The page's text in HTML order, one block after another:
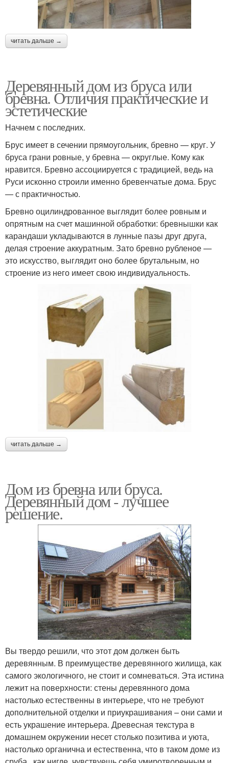
читать дальше →
Деревянный дом из бруса или
бревна. Отличия практические и
эстетические
Начнем с последних.
Брус имеет в сечении прямоугольник, бревно — круг. У
бруса грани ровные, у бревна — округлые. Кому как
нравится. Бревно ассоциируется с традицией, ведь на
Руси исконно строили именно бревенчатые дома. Брус
— с практичностью.
Бревно оцилиндрованное выглядит более ровным и
опрятным на счет машинной обработки: бревнышки как
карандаши укладываются в лунные пазы друг друга,
делая строение аккуратным. Зато бревно рубленое —
это искусство, выглядит оно более брутальным, но
строение из него имеет свою индивидуальность.
читать дальше →
Дoм из бревна или бруса.
Деревянный дом - лучшее
решение.
Вы твердо решили, что этот дом должен быть
деревянным. В преимуществе деревянного жилища, как
самого экологичного, не стоит и сомневаться. Эта истина
лежит на поверхности: стены деревянного дома
настолько естественны в интерьере, что не требуют
дополнительной отделки и приукрашивания – они сами и
есть украшение интерьера. Древесная текстура в
домашнем окружении несет столько позитива и уюта,
настолько органична и естественна, что в таком доме из